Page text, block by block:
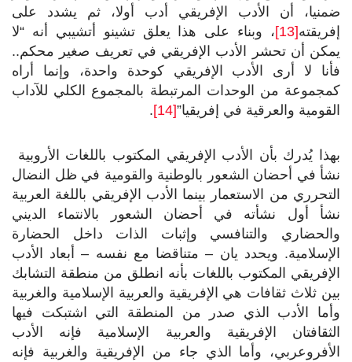
ضمنيا، أن الأدب الإفريقي أدب أولا، ثم يشدد على
إفريقته[13]
، وبناء على هذا يعلق تشينو أتشيبي أنه “لا
يمكن أن تحشر الأدب الإفريقي في تعريف صغير محكم..
فأنا لا أرى الأدب الإفريقي كوحدة واحدة، وإنما أراه
كمجموعة من الوحدات المرتبطة بالمجموع الكلي للآداب
القومية والعرقية في إفريقيا”[14]
.
بهذا يُدرك بأن الأدب الإفريقي المكتوب باللغات الأروبية
نشأ في أحضان الشعور بالوطنية والقومية في ظل النضال
التحرري من الاستعمار بينما الأدب الإفريقي باللغة العربية
نشأ أول نشأته في أحضان الشعور بالانتماء الديني
والحضاري والتنافسي وإثبات الذات داخل الحضارة
الإسلامية. ويحدد يان – متناقضا مع نفسه – أبعاد الأدب
الإفريقي المكتوب باللغات بأنه انطلق من منطقة التشابك
بين ثلاث ثقافات هي الإفريقية والعربية الإسلامية والغربية
وأما الأدب الذي صدر من المنطقة التي اشتبكت فيها
الثقافتان الإفريقية والعربية الإسلامية فإنه الأدب
الأفروعربي، وأما الذي جاء من الإفريقية والغربية فإنه